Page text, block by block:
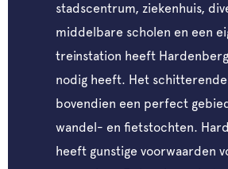
stadscentrum, ziekenhuis,
middelbare scholen en een
treinstation heeft
nodig heeft. Het
bovendien een perfect
wandel- en fietstochten.
heeft gunstige voorwaarden